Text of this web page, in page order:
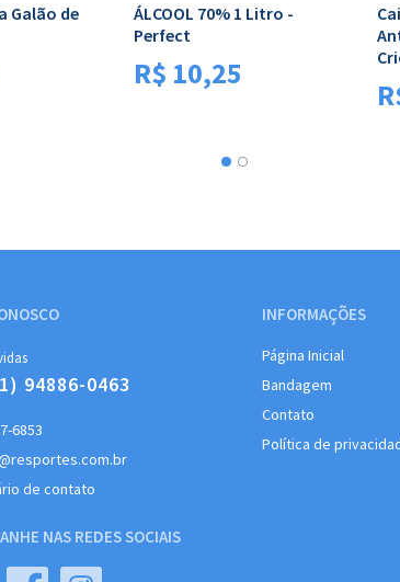
Galão de
ÁLCOOL 70% 1 Litro -
Perfect
R$ 10,25
94886-0463
6853
de contato
NAS REDES SOCIAIS
INFORMAÇÕES
Página Inicial
Bandagem
Contato
Política de